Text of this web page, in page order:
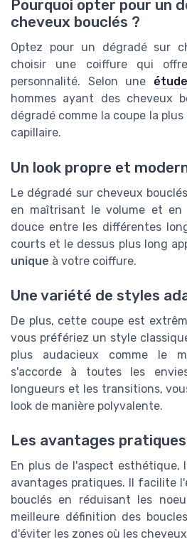
Pourquoi opter pour un
cheveux bouclés ?
Optez pour un dégradé sur
choisir une coiffure qui
personnalité. Selon une
hommes ayant des cheveux
dégradé comme la coupe la
capillaire.
Un look propre et
Le dégradé sur cheveux
en maîtrisant le volume et
douce entre les différentes
courts et le dessus plus long
unique à votre coiffure.
Une variété de styles
De plus, cette coupe est
vous préfériez un style
plus audacieux comme le
s'accorde à toutes les
longueurs et les transitions,
look de manière polyvalente.
Les avantages pratiques
En plus de l'aspect esthétique,
avantages pratiques. Il facilite
bouclés en réduisant les
meilleure définition des
d'éviter les zones où les